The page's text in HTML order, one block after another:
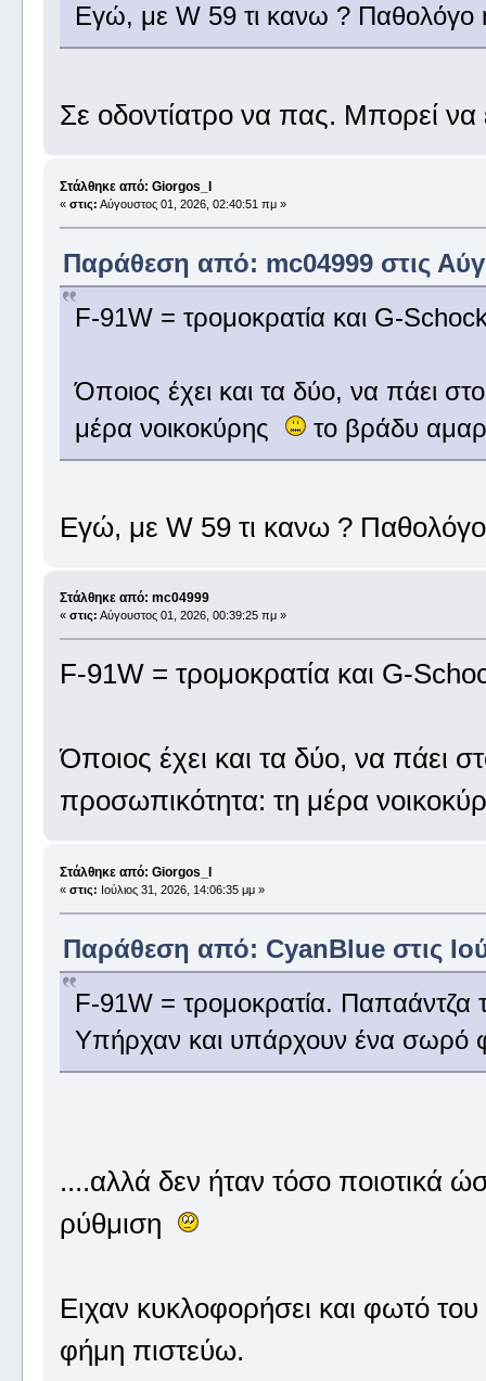
Εγώ, με W 59 τι κανω ?
Σε οδοντίατρο να πας. Μπορεί
Στάλθηκε από: Giorgos_I
« στις: Αύγουστος 01, 2026, 02:40:51 πμ »
Παράθεση από: mc04999 στις
F-91W = τρομοκρατία και G-
Όποιος έχει και τα δύο, να πάει
μέρα νοικοκύρης
το βράδυ
Εγώ, με W 59 τι κανω ?
Στάλθηκε από: mc04999
« στις: Αύγουστος 01, 2026, 00:39:25 πμ »
F-91W = τρομοκρατία και G-
Όποιος έχει και τα δύο, να πάει
προσωπικότητα: τη μέρα
Στάλθηκε από: Giorgos_I
« στις: Ιούλιος 31, 2026, 14:06:35 μμ »
Παράθεση από: CyanBlue στις
F-91W = τρομοκρατία.
Υπήρχαν και υπάρχουν ένα σωρό
....αλλά δεν ήταν τόσο ποιοτικά
ρύθμιση
Ειχαν κυκλοφορήσει και φωτό
φήμη πιστεύω.